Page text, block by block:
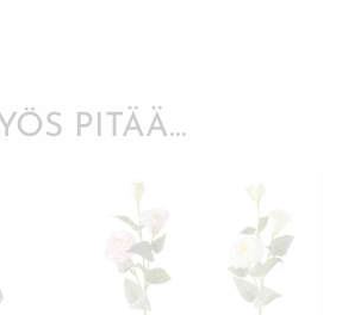
PITÄÄ...
KATSO PIKANÄKYMÄ